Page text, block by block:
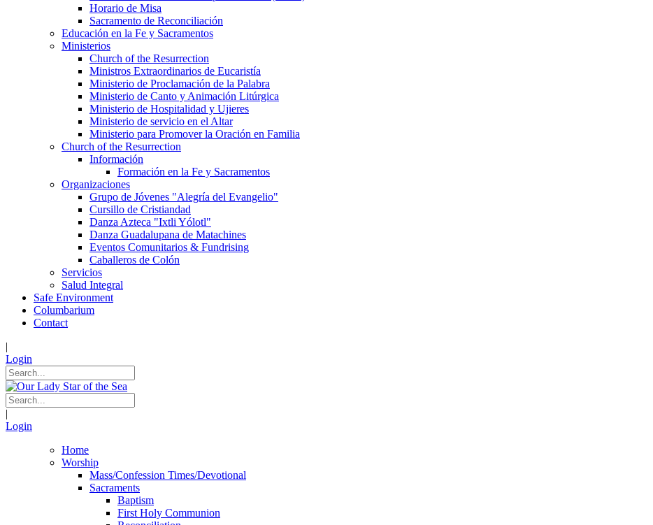
Horario de Misa
Sacramento de Reconciliación
Educación en la Fe y Sacramentos
Ministerios
Church of the Resurrection
Ministros Extraordinarios de Eucaristía
Ministerio de Proclamación de la Palabra
Ministerio de Canto y Animación Litúrgica
Ministerio de Hospitalidad y Ujieres
Ministerio de servicio en el Altar
Ministerio para Promover la Oración en Familia
Church of the Resurrection
Información
Formación en la Fe y Sacramentos
Organizaciones
Grupo de Jóvenes "Alegría del Evangelio"
Cursillo de Cristiandad
Danza Azteca "Ixtli Yólotl"
Danza Guadalupana de Matachines
Eventos Comunitarios & Fundrising
Caballeros de Colón
Servicios
Salud Integral
Safe Environment
Columbarium
Contact
|
Login
|
Login
Home
Worship
Mass/Confession Times/Devotional
Sacraments
Baptism
First Holy Communion